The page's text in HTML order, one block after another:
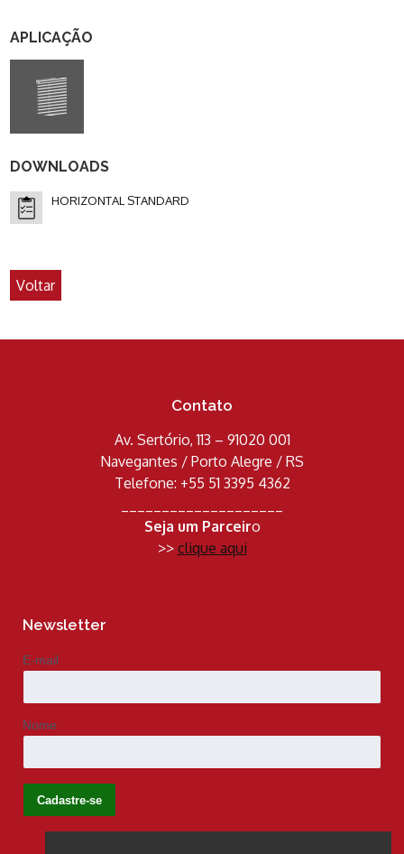
APLICAÇÃO
DOWNLOADS
HORIZONTAL STANDARD
Voltar
Contato
Av. Sertório, 113 – 91020 001
Navegantes / Porto Alegre / RS
Telefone: +55 51 3395 4362
Seja um Parceiro
>> clique aqui
Newsletter
E-mail
Nome